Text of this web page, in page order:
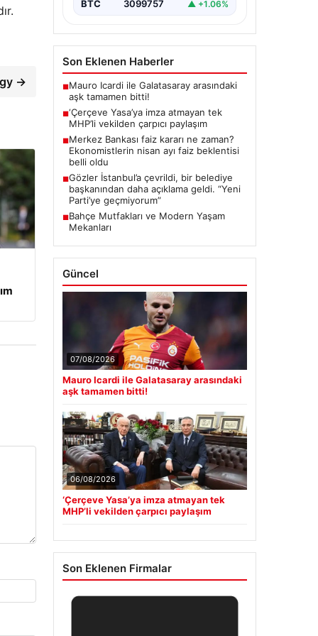
→
BTC 3099757 ▲ +1.06%
Son Eklenen Haberler
■Mauro Icardi ile Galatasaray arasındaki
aşk tamamen bitti!
■‘Çerçeve Yasa’ya imza atmayan tek
MHP’li vekilden çarpıcı paylaşım
■Merkez Bankası faiz kararı ne zaman?
Ekonomistlerin nisan ayı faiz beklentisi
belli oldu
■Gözler İstanbul’a çevrildi, bir belediye
başkanından daha açıklama geldi. “Yeni
Parti’ye geçmiyorum”
■Bahçe Mutfakları ve Modern Yaşam
Mekanları
Güncel
07/08/2026
Mauro Icardi ile Galatasaray arasındaki
aşk tamamen bitti!
06/08/2026
‘Çerçeve Yasa’ya imza atmayan tek
MHP’li vekilden çarpıcı paylaşım
Son Eklenen Firmalar